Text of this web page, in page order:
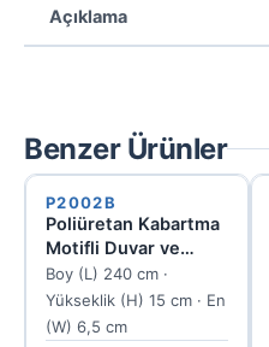
Açıklama
Benzer Ürünler
P2002B
Poliüretan Kabartma
Motifli Duvar ve
Tavan Bordürü
P2002B
Boy (L) 240 cm ·
Yükseklik (H) 15 cm · En
(W) 6,5 cm